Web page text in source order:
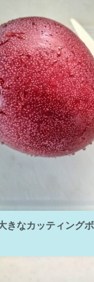
きなカッティング